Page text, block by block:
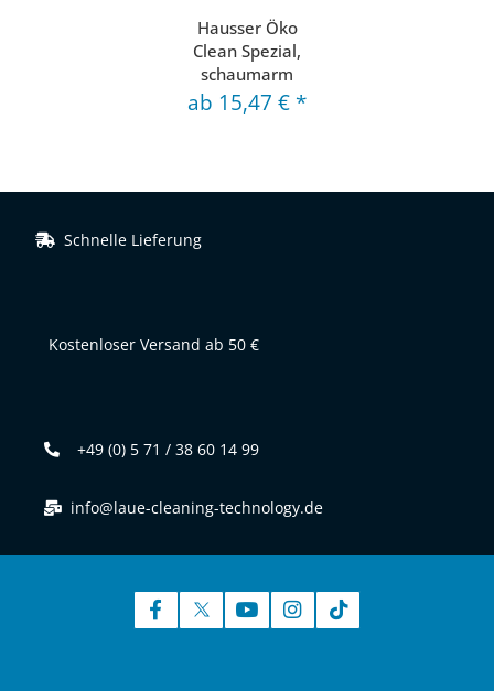
Hausser Öko
Clean Spezial,
schaumarm
ab 15,47 € *
Schnelle Lieferung
Kostenloser Versand ab 50 €
+49 (0) 5 71 / 38 60 14 99
info@laue-cleaning-technology.de